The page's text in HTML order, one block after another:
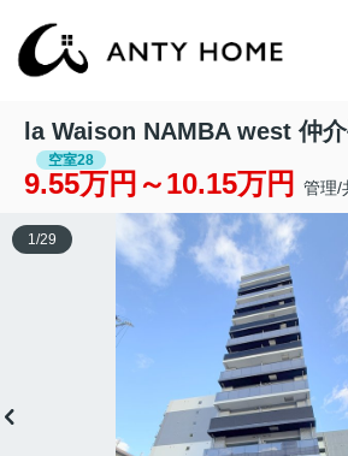
la Waison NAMBA west 仲
空室28
9.55万円～10.15万円 管理/
1 /29